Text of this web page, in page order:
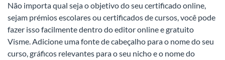
Não importa qual seja o objetivo do seu certificado online,
sejam prémios escolares ou certificados de cursos, você pode
fazer isso facilmente dentro do editor online e gratuito
Visme. Adicione uma fonte de cabeçalho para o nome do seu
curso, gráficos relevantes para o seu nicho e o nome do